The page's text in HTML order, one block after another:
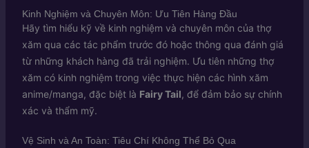
Kinh Nghiệm và Chuyên Môn: Ưu Tiên Hàng Đầu
Hãy tìm hiểu kỹ về kinh nghiệm và chuyên môn của thợ
xăm qua các tác phẩm trước đó hoặc thông qua đánh giá
từ những khách hàng đã trải nghiệm. Ưu tiên những thợ
xăm có kinh nghiệm trong việc thực hiện các hình xăm
anime/manga, đặc biệt là Fairy Tail, để đảm bảo sự chính
xác và thẩm mỹ.
Vệ Sinh và An Toàn: Tiêu Chí Không Thể Bỏ Qua